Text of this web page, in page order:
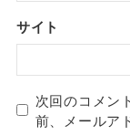
サイト
次回のコメン
前、メールア